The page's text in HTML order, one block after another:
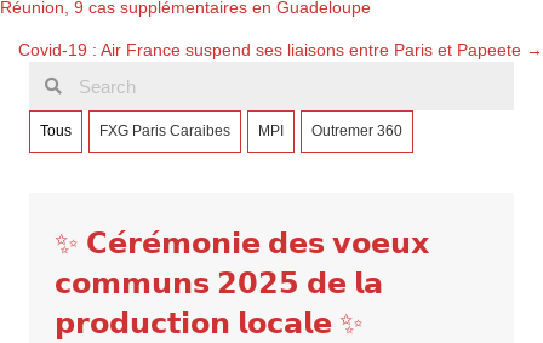
navigation
Réunion, 9 cas supplémentaires en Guadeloupe
Covid-19 : Air France suspend ses liaisons entre Paris et Papeete →
Tous FXG Paris Caraibes MPI Outremer 360
✨ 𝗖𝗲́𝗿𝗲́𝗺𝗼𝗻𝗶𝗲 𝗱𝗲𝘀 𝘃𝗼𝗲𝘂𝘅
𝗰𝗼𝗺𝗺𝘂𝗻𝘀 𝟮𝟬𝟮𝟱 𝗱𝗲 𝗹𝗮
𝗽𝗿𝗼𝗱𝘂𝗰𝘁𝗶𝗼𝗻 𝗹𝗼𝗰𝗮𝗹𝗲 ✨